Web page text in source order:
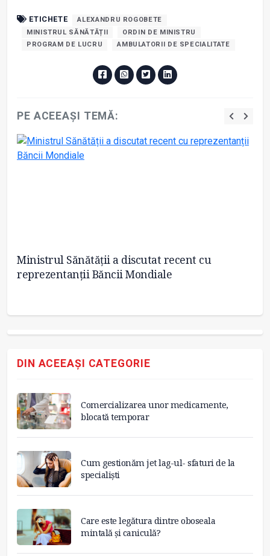
ETICHETE
ALEXANDRU ROGOBETE
MINISTRUL SĂNĂTĂȚII
ORDIN DE MINISTRU
PROGRAM DE LUCRU
AMBULATORII DE SPECIALITATE
PE ACEEAȘI TEMĂ:
Ministrul Sănătății a discutat recent cu
reprezentanții Băncii Mondiale
DIN ACEEAȘI CATEGORIE
Comercializarea unor medicamente,
blocată temporar
Cum gestionăm jet lag-ul- sfaturi de la
specialiști
Care este legătura dintre oboseala
mintală și caniculă?